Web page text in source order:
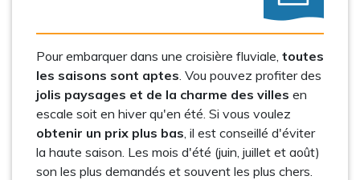
Pour embarquer dans une croisière fluviale, toutes
les saisons sont aptes. Vou pouvez profiter des
jolis paysages et de la charme des villes en
escale soit en hiver qu'en été. Si vous voulez
obtenir un prix plus bas, il est conseillé d'éviter
la haute saison. Les mois d'été (juin, juillet et août)
son les plus demandés et souvent les plus chers.